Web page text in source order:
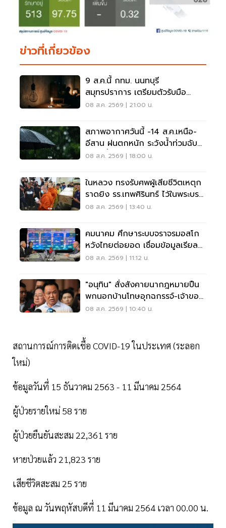
ข่าวที่เกี่ยวข้อง
9 ส.ค.นี้ กทม. นนทบุรี
สมุทรปราการ เตรียมตัวรับมือ
'ไฟฟ้าดับ' หลายจุด
08 ส.ค. 2569 | 21:00 น.
สภาพอากาศวันนี้ -14 ส.ค.เหนือ-
อีสาน ฝนตกหนัก ระวังน้ำท่วมฉับ
พลัน น้ำป่าไหลหลาก
08 ส.ค. 2569 | 18:00 น.
ในหลวง ทรงรับศพผู้เสียชีวิตเหตุก
ราดยิง รร.เทพศิรินทร์ ไว้ในพระบรม
ราชานุเคราะห์
08 ส.ค. 2569 | 13:40 น.
คมนาคม ศึกษาระบบจราจรมอสโก
หวังไทยต่อยอด เชื่อมข้อมูลเรียล
ไทม์ แก้รถติด
08 ส.ค. 2569 | 11:12 น.
"อนุทิน" สั่งสังคายนากฎหมายปืน
พกนอกบ้านโทษอุกฉกรรจ์-เจ้าของ
โดนหนัก
08 ส.ค. 2569 | 10:40 น.
สถานการณ์การติดเชื้อ COVID-19 ในประเทศ (ระลอก
ใหม่)
ข้อมูลวันที่ 15 ธันวาคม 2563 - 11 มีนาคม 2564
ผู้ป่วยรายใหม่ 58 ราย
ผู้ป่วยยืนยันสะสม 22,361 ราย
หายป่วยแล้ว 21,823 ราย
เสียชีวิตสะสม 25 ราย
ข้อมูล ณ วันพฤหัสบดีที่ 11 มีนาคม 2564 เวลา 00.00 น.